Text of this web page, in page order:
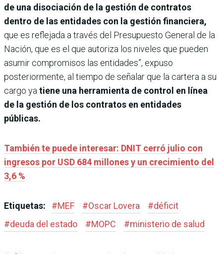
de una disociación de la gestión de contratos
dentro de las entidades con la gestión financiera,
que es reflejada a través del Presupuesto General de la
Nación, que es el que autoriza los niveles que pueden
asumir compromisos las entidades”, expuso
posteriormente, al tiempo de señalar que la cartera a su
cargo ya tiene una herramienta de control en línea
de la gestión de los contratos en entidades
públicas.
También te puede interesar: DNIT cerró julio con
ingresos por USD 684 millones y un crecimiento del
3,6 %
Etiquetas: #MEF #Oscar Lovera #déficit
#deuda del estado #MOPC #ministerio de salud